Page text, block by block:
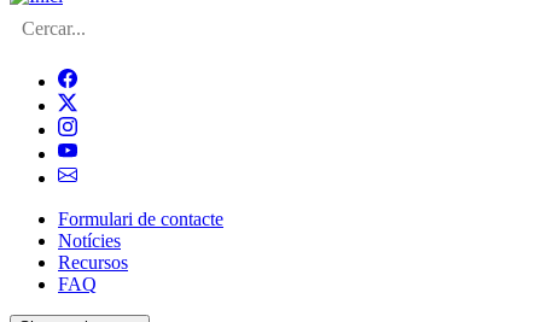
Cerca
Navegació
principal
de
Formulari de contacte
Notícies
Recursos
FAQ